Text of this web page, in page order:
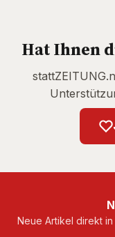
Hat Ihnen
Neue Artikel direkt